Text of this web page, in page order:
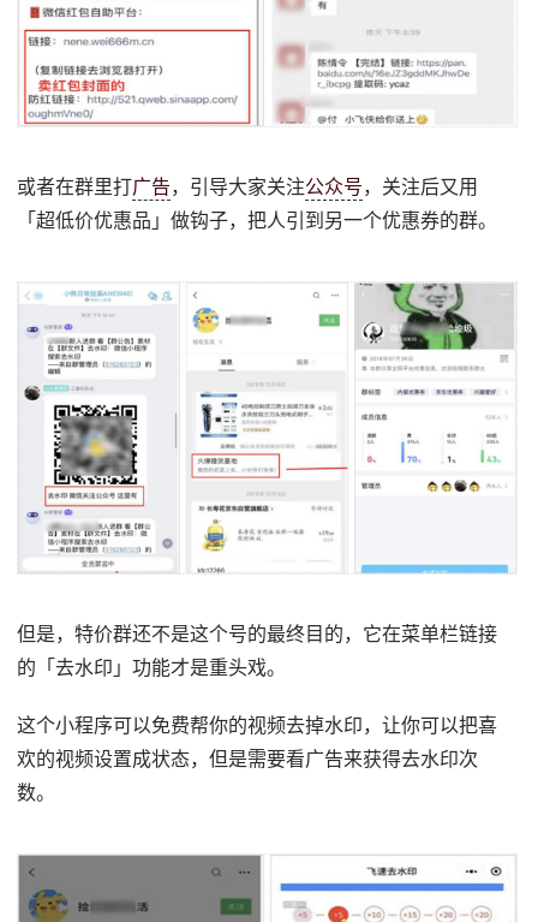
或者在群里打广告，引导大家关注公众号，关注后又用
「超低价优惠品」做钩子，把人引到另一个优惠券的群。
但是，特价群还不是这个号的最终目的，它在菜单栏链接
的「去水印」功能才是重头戏。
这个小程序可以免费帮你的视频去掉水印，让你可以把喜
欢的视频设置成状态，但是需要看广告来获得去水印次
数。